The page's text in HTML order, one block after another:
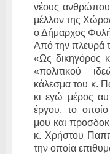
νέους
μέλλον της
ο Δήμαρχος
Από την πλευρά
«Ως δικηγόρος
«πολιτικού
κάλεσμα του κ.
κι εγώ μέρος
έργου, το οποίο
μου και
κ. Χρήστου
την οποία